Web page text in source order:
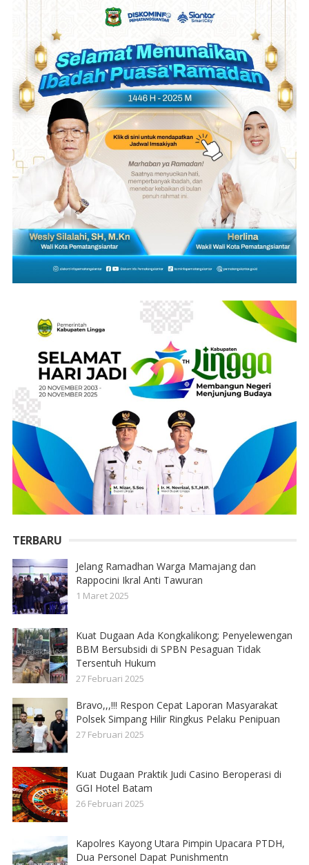
TERBARU
Jelang Ramadhan Warga Mamajang dan
Rappocini Ikral Anti Tawuran
1 Maret 2025
Kuat Dugaan Ada Kongkalikong; Penyelewengan
BBM Bersubsidi di SPBN Pesaguan Tidak
Tersentuh Hukum
27 Februari 2025
Bravo,,,!!! Respon Cepat Laporan Masyarakat
Polsek Simpang Hilir Ringkus Pelaku Penipuan
27 Februari 2025
Kuat Dugaan Praktik Judi Casino Beroperasi di
GGI Hotel Batam
26 Februari 2025
Kapolres Kayong Utara Pimpin Upacara PTDH,
Dua Personel Dapat Punishmentn